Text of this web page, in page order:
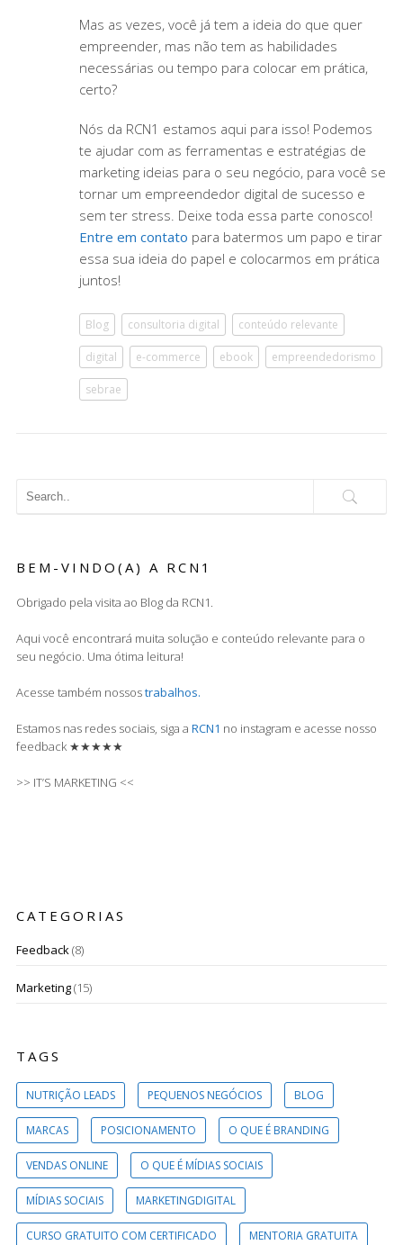
Mas as vezes, você já tem a ideia do que quer
empreender, mas não tem as habilidades
necessárias ou tempo para colocar em prática,
certo?
Nós da RCN1 estamos aqui para isso! Podemos
te ajudar com as ferramentas e estratégias de
marketing ideias para o seu negócio, para você se
tornar um empreendedor digital de sucesso e
sem ter stress. Deixe toda essa parte conosco!
Entre em contato para batermos um papo e tirar
essa sua ideia do papel e colocarmos em prática
juntos!
Blog consultoria digital conteúdo relevante
digital e-commerce ebook empreendedorismo
sebrae
BEM-VINDO(A) A RCN1
Obrigado pela visita ao Blog da RCN1.
Aqui você encontrará muita solução e conteúdo relevante para o
seu negócio. Uma ótima leitura!
Acesse também nossostrabalhos.
Estamos nas redes sociais, siga a RCN1 no instagram e acesse nosso
feedback ★★★★★
>> IT’S MARKETING <<
CATEGORIAS
Feedback(8)
Marketing(15)
TAGS
NUTRIÇÃO LEADS PEQUENOS NEGÓCIOS BLOG
MARCAS POSICIONAMENTO O QUE É BRANDING
VENDAS ONLINE O QUE É MÍDIAS SOCIAIS
MÍDIAS SOCIAIS MARKETINGDIGITAL
CURSO GRATUITO COM CERTIFICADO MENTORIA GRATUITA